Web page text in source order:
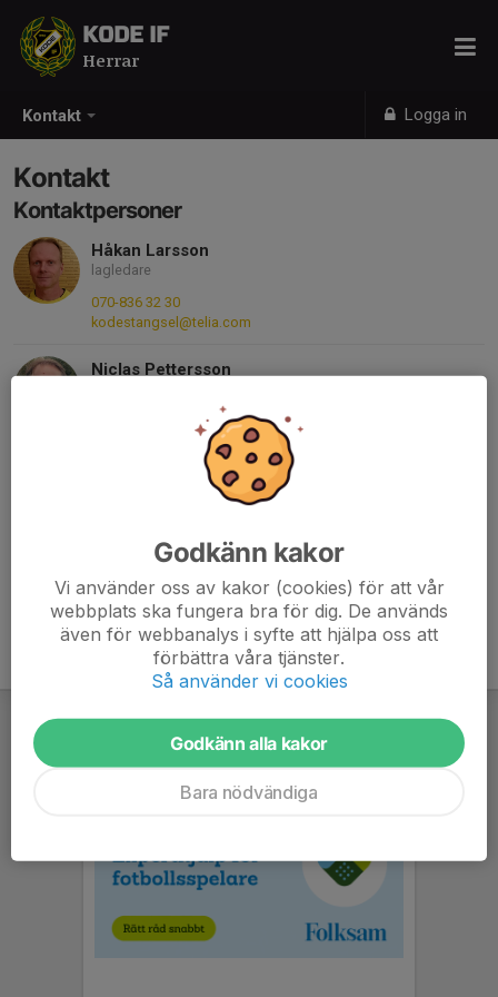
Kontakt Logga in
KODE IF
Herrar
Kontakt
Kontaktpersoner
Håkan Larsson
lagledare
070-836 32 30
kodestangsel@telia.com
Niclas Pettersson
niclaspettersson1945@gmail.com
Torbjörn Jennerhed
072-210 77 94
t_jennerhed@hotmail.com
Godkänn kakor
Vi använder oss av kakor (cookies) för att vår
webbplats ska fungera bra för dig. De används
även för webbanalys i syfte att hjälpa oss att
förbättra våra tjänster.
Så använder vi cookies
Godkänn alla kakor
Bara nödvändiga